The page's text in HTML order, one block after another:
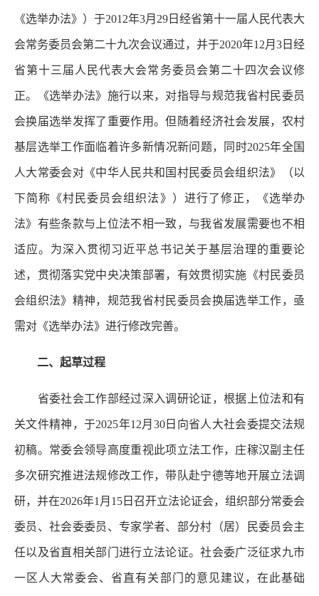
《选举办法》）于2012年3月29日经省第十一届人民代表大
会常务委员会第二十九次会议通过，并于2020年12月3日经
省第十三届人民代表大会常务委员会第二十四次会议修
正。《选举办法》施行以来，对指导与规范我省村民委员
会换届选举发挥了重要作用。但随着经济社会发展，农村
基层选举工作面临着许多新情况新问题，同时2025年全国
人大常委会对《中华人民共和国村民委员会组织法》（以
下简称《村民委员会组织法》）进行了修正，《选举办
法》有些条款与上位法不相一致，与我省发展需要也不相
适应。为深入贯彻习近平总书记关于基层治理的重要论
述，贯彻落实党中央决策部署，有效贯彻实施《村民委员
会组织法》精神，规范我省村民委员会换届选举工作，亟
需对《选举办法》进行修改完善。
二、起草过程
省委社会工作部经过深入调研论证，根据上位法和有
关文件精神，于2025年12月30日向省人大社会委提交法规
初稿。常委会领导高度重视此项立法工作，庄稼汉副主任
多次研究推进法规修改工作，带队赴宁德等地开展立法调
研，并在2026年1月15日召开立法论证会，组织部分常委会
委员、社会委委员、专家学者、部分村（居）民委员会主
任以及省直相关部门进行立法论证。社会委广泛征求九市
一区人大常委会、省直有关部门的意见建议，在此基础